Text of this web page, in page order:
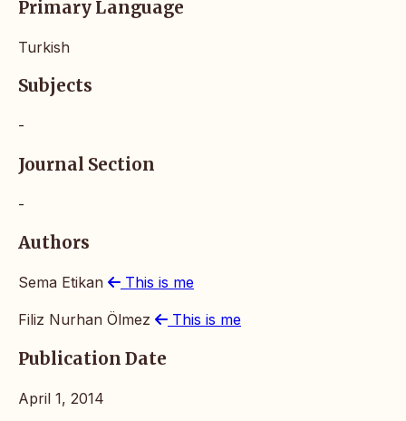
Primary Language
Turkish
Subjects
-
Journal Section
-
Authors
Sema Etikan This is me
Filiz Nurhan Ölmez This is me
Publication Date
April 1, 2014